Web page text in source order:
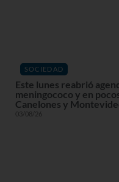
SOCIEDAD
Este lunes reabrió
meningococo y en
Canelones y
03/08/26